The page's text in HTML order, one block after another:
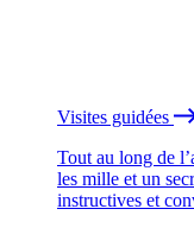
Visites guidées
Tout au long de
les mille et un
instructives et